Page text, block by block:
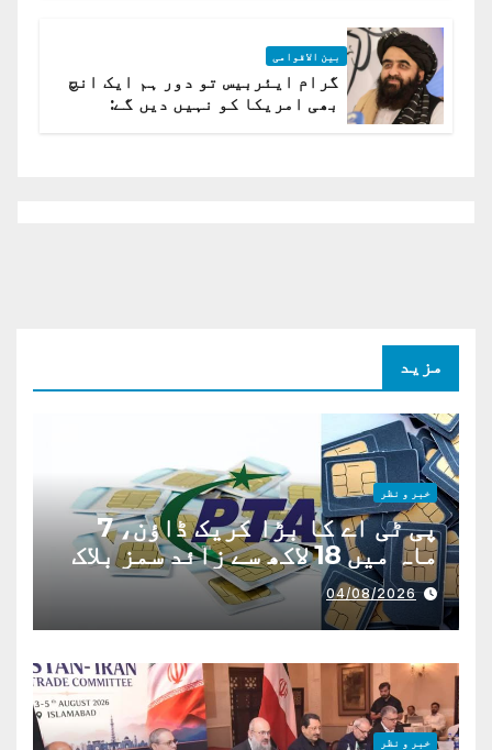
بین الاقوامی
گرام ایئربیس تو دور ہم ایک انچ
بھی امریکا کو نہیں دیں گے:
مزید
خبر و نظر
پی ٹی اے کا بڑا کریک ڈاؤن، 7
ماہ میں 18 لاکھ سے زائد سمز بلاک
04/08/2026
خبر و نظر